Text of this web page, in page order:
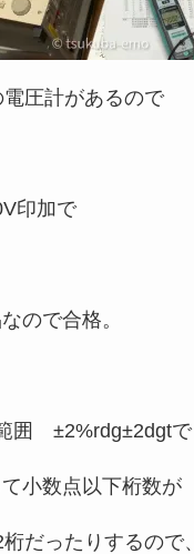
圧計があるので
印加で
ので合格。
囲 ±2%rdg±2dgtで
小数点以下桁数が
だったりするので、